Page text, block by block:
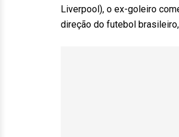
Liverpool), o ex-goleiro
direção do futebol